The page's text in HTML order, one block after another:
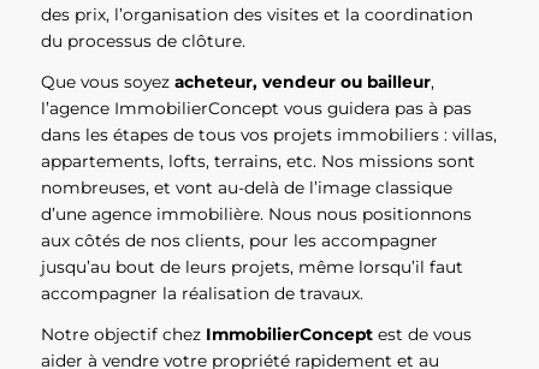
des prix, l’organisation des visites et la coordination
du processus de clôture.
Que vous soyez acheteur, vendeur ou bailleur,
l’agence ImmobilierConcept vous guidera pas à pas
dans les étapes de tous vos projets immobiliers : villas,
appartements, lofts, terrains, etc. Nos missions sont
nombreuses, et vont au-delà de l’image classique
d’une agence immobilière. Nous nous positionnons
aux côtés de nos clients, pour les accompagner
jusqu’au bout de leurs projets, même lorsqu’il faut
accompagner la réalisation de travaux.
Notre objectif chez ImmobilierConceptest de vous
aider à vendre votre propriété rapidement et au